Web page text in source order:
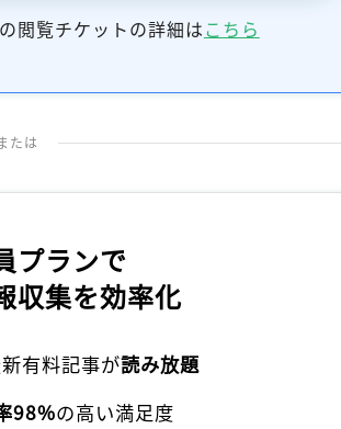
閲覧チケットの詳細はこちら
たは
プランで
収集を効率化
有料記事が読み放題
98%の高い満足度